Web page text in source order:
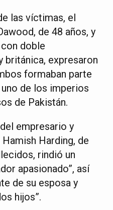
las víctimas, el
de 48 años, y
doble
británica, expresaron
formaban parte
de los imperios
de Pakistán.
empresario y
Harding, de
rindió un
apasionado”, así
de su esposa y
hijos”.